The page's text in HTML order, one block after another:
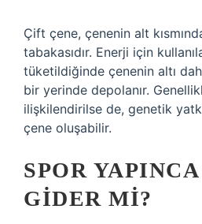
Çift çene, çenenin alt
tabakasıdır. Enerji için
tüketildiğinde çenenin altı
bir yerinde depolanır.
ilişkilendirilse de, genetik
çene oluşabilir.
SPOR
GIDER MI?